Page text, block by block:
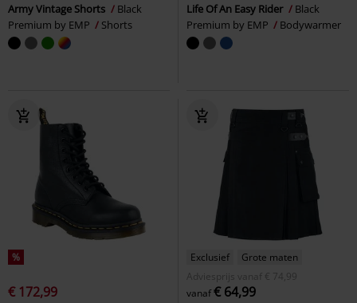
Army Vintage Shorts
Black
Premium by EMP
Shorts
Life Of An Easy Rider
Black
Premium by EMP
Bodywarmer
%
€ 172,99
Exclusief
Grote maten
Adviesprijs
vanaf € 74,99
vanaf€ 64,99